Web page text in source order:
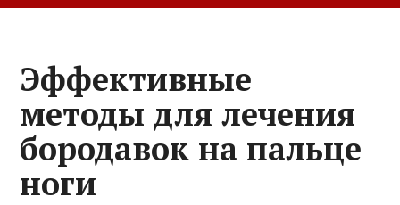
Эффективные
методы для лечения
бородавок на пальце
ноги